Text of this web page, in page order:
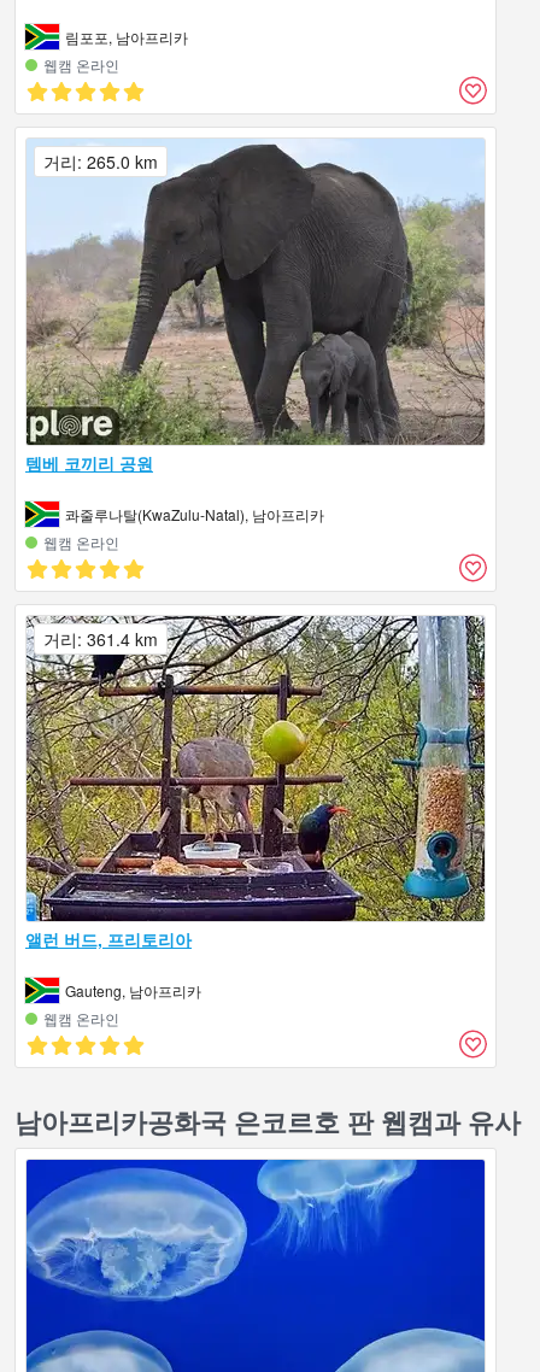
림포포, 남아프리카
웹캠 온라인
템베 코끼리 공원
콰줄루나탈(KwaZulu-Natal), 남아프리카
웹캠 온라인
거리: 265.0 km
앨런 버드, 프리토리아
Gauteng, 남아프리카
웹캠 온라인
거리: 361.4 km
남아프리카공화국 은코르호 판 웹캠과 유사